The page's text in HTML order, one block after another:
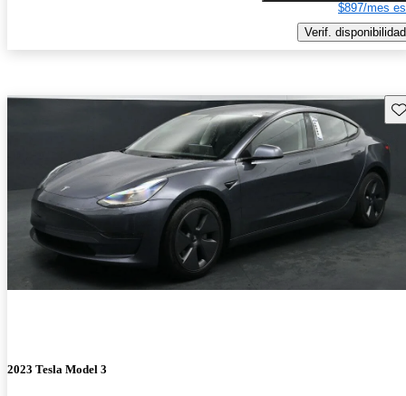
$897/mes
Verif. disponibilidad
2023 Tesla Model 3